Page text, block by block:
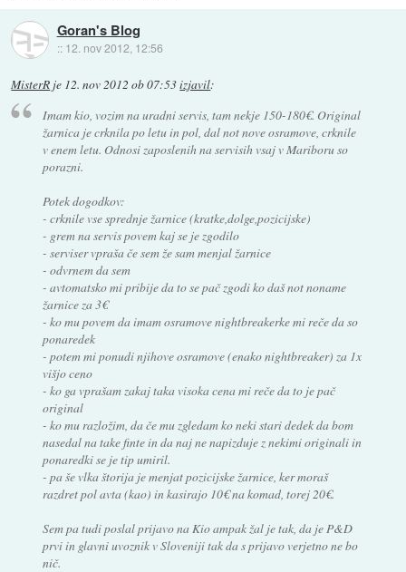
Goran's Blog
:: 12. nov 2012, 12:56
MisterR je 12. nov 2012 ob 07:53izjavil:
Imam kio, vozim na uradni servis, tam nekje 150-180€. Original
žarnica je crknila po letu in pol, dal not nove osramove, crknile
v enem letu. Odnosi zaposlenih na servisih vsaj v Mariboru so
porazni.
Potek dogodkov:
- crknile vse sprednje žarnice (kratke,dolge,pozicijske)
- grem na servis povem kaj se je zgodilo
- serviser vpraša če sem že sam menjal žarnice
- odvrnem da sem
- avtomatsko mi pribije da to se pač zgodi ko daš not noname
žarnice za 3€
- ko mu povem da imam osramove nightbreakerke mi reče da so
ponaredek
- potem mi ponudi njihove osramove (enako nightbreaker) za 1x
višjo ceno
- ko ga vprašam zakaj taka visoka cena mi reče da to je pač
original
- ko mu razložim, da če mu zgledam ko neki stari dedek da bom
nasedal na take finte in da naj ne napizduje z nekimi originali in
ponaredki se je tip umiril.
- pa še vlka štorija je menjat pozicijske žarnice, ker moraš
razdret pol avta (kao) in kasirajo 10€ na komad, torej 20€.
Sem pa tudi poslal prijavo na Kio ampak žal je tak, da je P&D
prvi in glavni uvoznik v Sloveniji tak da s prijavo verjetno ne bo
nič.